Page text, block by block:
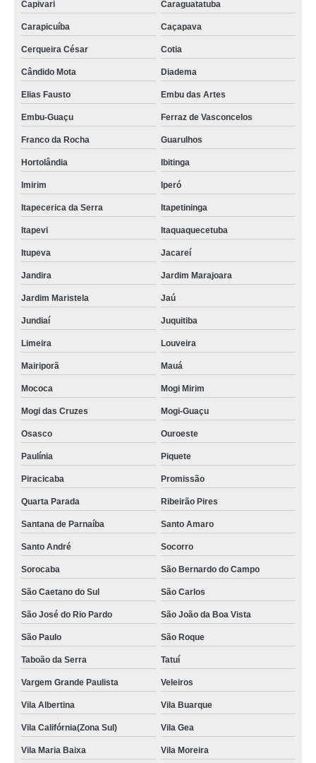
Capivari Caraguatatuba
Carapicuíba Caçapava
Cerqueira César Cotia
Cândido Mota Diadema
Elias Fausto Embu das Artes
Embu-Guaçu Ferraz de Vasconcelos
Franco da Rocha Guarulhos
Hortolândia Ibitinga
Imirim Iperó
Itapecerica da Serra Itapetininga
Itapevi Itaquaquecetuba
Itupeva Jacareí
Jandira Jardim Marajoara
Jardim Maristela Jaú
Jundiaí Juquitiba
Limeira Louveira
Mairiporã Mauá
Mococa Mogi Mirim
Mogi das Cruzes Mogi-Guaçu
Osasco Ouroeste
Paulínia Piquete
Piracicaba Promissão
Quarta Parada Ribeirão Pires
Santana de Parnaíba Santo Amaro
Santo André Socorro
Sorocaba São Bernardo do Campo
São Caetano do Sul São Carlos
São José do Rio Pardo São João da Boa Vista
São Paulo São Roque
Taboão da Serra Tatuí
Vargem Grande Paulista Veleiros
Vila Albertina Vila Buarque
Vila Califórnia(Zona Sul) Vila Gea
Vila Maria Baixa Vila Moreira